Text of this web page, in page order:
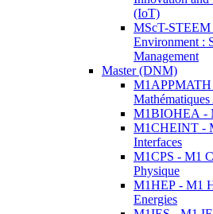
(IoT)
MScT-
Environment :
Management
Master (DNM)
M1BIOHEA -
M1CHEINT -
Interfaces
M1CPS - M1
Physique
M1HEP - M1
Energies